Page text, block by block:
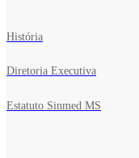
História
Diretoria Executiva
Estatuto Sinmed MS